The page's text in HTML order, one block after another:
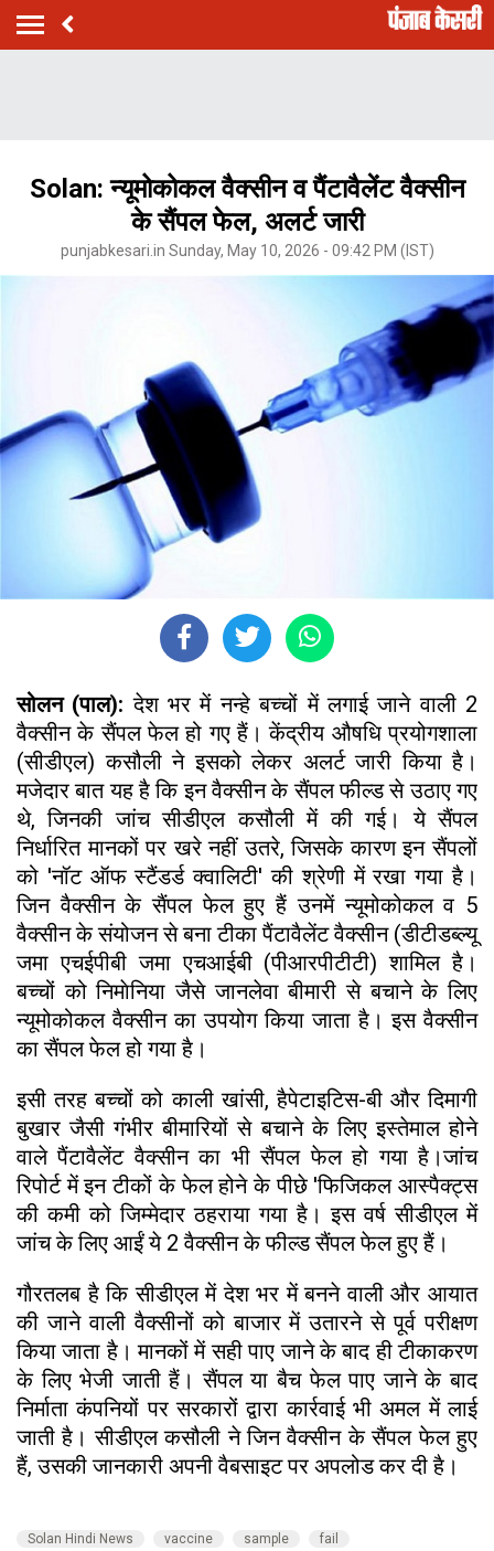
Solan: न्यूमोकोकल वैक्सीन व पैंटावैलेंट वैक्सीन
के सैंपल फेल, अलर्ट जारी
punjabkesari.in Sunday, May 10, 2026 - 09:42 PM (IST)
सोलन (पाल):देश भर में नन्हे बच्चों में लगाई जाने वाली 2
वैक्सीन के सैंपल फेल हो गए हैं। केंद्रीय औषधि प्रयोगशाला
(सीडीएल) कसौली ने इसको लेकर अलर्ट जारी किया है।
मजेदार बात यह है कि इन वैक्सीन के सैंपल फील्ड से उठाए गए
थे, जिनकी जांच सीडीएल कसौली में की गई। ये सैंपल
निर्धारित मानकों पर खरे नहीं उतरे, जिसके कारण इन सैंपलों
को 'नॉट ऑफ स्टैंडर्ड क्वालिटी' की श्रेणी में रखा गया है।
जिन वैक्सीन के सैंपल फेल हुए हैं उनमें न्यूमोकोकल व 5
वैक्सीन के संयोजन से बना टीका पैंटावैलेंट वैक्सीन (डीटीडब्ल्यू
जमा एचईपीबी जमा एचआईबी (पीआरपीटीटी) शामिल है।
बच्चों को निमाेनिया जैसे जानलेवा बीमारी से बचाने के लिए
न्यूमोकोकल वैक्सीन का उपयोग किया जाता है। इस वैक्सीन
का सैंपल फेल हो गया है।
इसी तरह बच्चों को काली खांसी, हैपेटाइटिस-बी और दिमागी
बुखार जैसी गंभीर बीमारियों से बचाने के लिए इस्तेमाल होने
वाले पैंटावैलेंट वैक्सीन का भी सैंपल फेल हो गया है।जांच
रिपोर्ट में इन टीकों के फेल होने के पीछे 'फिजिकल आस्पैक्ट्स
की कमी को जिम्मेदार ठहराया गया है। इस वर्ष सीडीएल में
जांच के लिए आईं ये 2 वैक्सीन के फील्ड सैंपल फेल हुए हैं।
गौरतलब है कि सीडीएल में देश भर में बनने वाली और आयात
की जाने वाली वैक्सीनों को बाजार में उतारने से पूर्व परीक्षण
किया जाता है। मानकों में सही पाए जाने के बाद ही टीकाकरण
के लिए भेजी जाती हैं। सैंपल या बैच फेल पाए जाने के बाद
निर्माता कंपनियों पर सरकारों द्वारा कार्रवाई भी अमल में लाई
जाती है। सीडीएल कसौली ने जिन वैक्सीन के सैंपल फेल हुए
हैं, उसकी जानकारी अपनी वैबसाइट पर अपलोड कर दी है।
Solan Hindi News vaccine sample
fail